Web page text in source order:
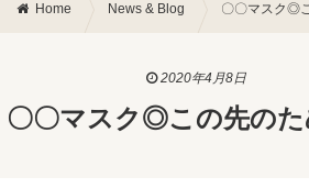
Home News & Blog 〇〇マスク◎この先
2020年4月8日
〇〇マスク◎この先のた